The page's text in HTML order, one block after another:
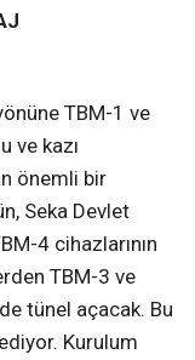
TBM-1 ve
ve kazı
önemli bir
Seka Devlet
4 cihazlarının
TBM-3 ve
tünel açacak. Bu
Kurulum